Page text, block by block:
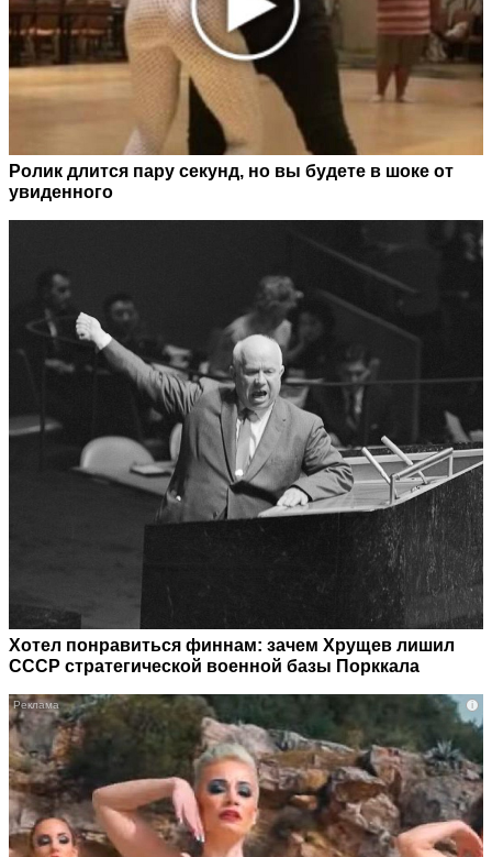
Ролик длится пару секунд, но вы будете в шоке от
увиденного
Хотел понравиться финнам: зачем Хрущев лишил
СССР стратегической военной базы Порккала
i